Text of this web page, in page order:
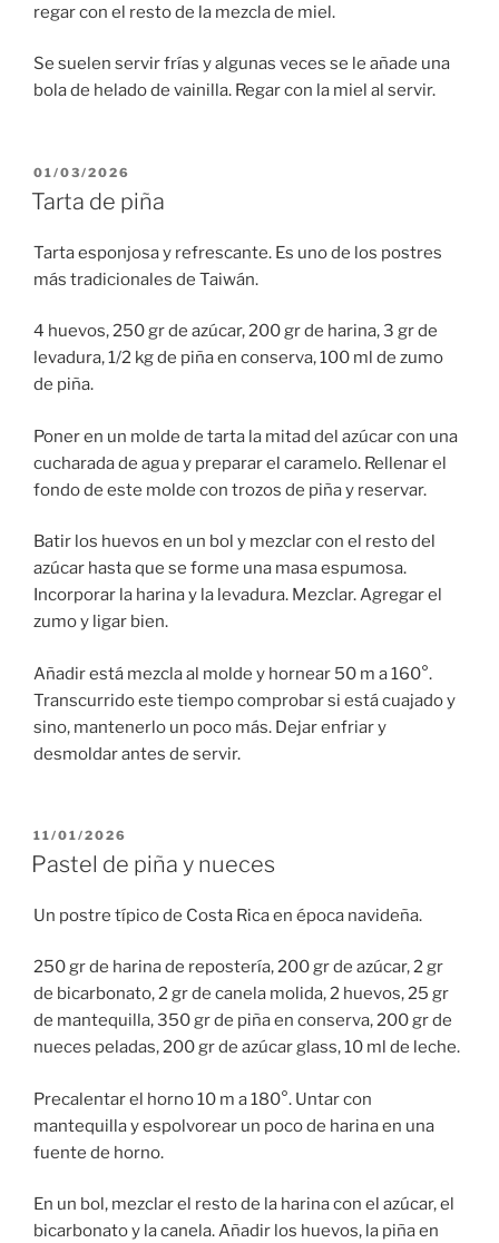
regar con el resto de la mezcla de miel.
Se suelen servir frías y algunas veces se le añade una
bola de helado de vainilla. Regar con la miel al servir.
PUBLICADO
EL
01/03/2026
Tarta de piña
Tarta esponjosa y refrescante. Es uno de los postres
más tradicionales de Taiwán.
4 huevos, 250 gr de azúcar, 200 gr de harina, 3 gr de
levadura, 1/2 kg de piña en conserva, 100 ml de zumo
de piña.
Poner en un molde de tarta la mitad del azúcar con una
cucharada de agua y preparar el caramelo. Rellenar el
fondo de este molde con trozos de piña y reservar.
Batir los huevos en un bol y mezclar con el resto del
azúcar hasta que se forme una masa espumosa.
Incorporar la harina y la levadura. Mezclar. Agregar el
zumo y ligar bien.
Añadir está mezcla al molde y hornear 50 m a 160°.
Transcurrido este tiempo comprobar si está cuajado y
sino, mantenerlo un poco más. Dejar enfriar y
desmoldar antes de servir.
PUBLICADO
EL
11/01/2026
Pastel de piña y nueces
Un postre típico de Costa Rica en época navideña.
250 gr de harina de repostería, 200 gr de azúcar, 2 gr
de bicarbonato, 2 gr de canela molida, 2 huevos, 25 gr
de mantequilla, 350 gr de piña en conserva, 200 gr de
nueces peladas, 200 gr de azúcar glass, 10 ml de leche.
Precalentar el horno 10 m a 180°. Untar con
mantequilla y espolvorear un poco de harina en una
fuente de horno.
En un bol, mezclar el resto de la harina con el azúcar, el
bicarbonato y la canela. Añadir los huevos, la piña en